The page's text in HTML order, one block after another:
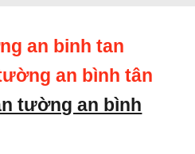
an binh tan
an bình tân
tường an bình